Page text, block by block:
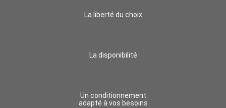
La liberté du choix
La disponibilité
Un conditionnement
adapté à vos besoins